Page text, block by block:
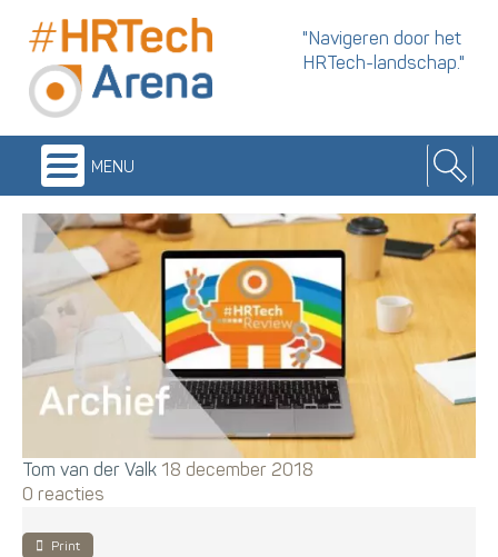
"Navigeren door het
HRTech-landschap."
menu
Tom van der Valk 18 december 2018
0 reacties
Print